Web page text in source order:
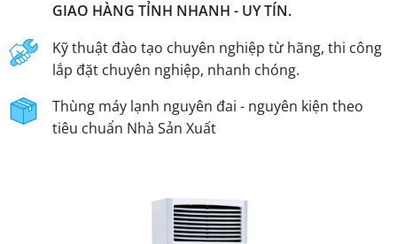
GIAO HÀNG TỈNH NHANH - UY TÍN.
Kỹ thuật đào tạo chuyên nghiệp từ hãng, thi công
lắp đặt chuyên nghiệp, nhanh chóng.
Thùng máy lạnh nguyên đai - nguyên kiện theo
tiêu chuẩn Nhà Sản Xuất